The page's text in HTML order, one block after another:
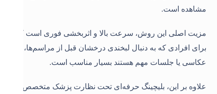
مشاهده است.
مزیت اصلی این روش، سرعت بالا و اثربخشی فوری است که
برای افرادی که به دنبال لبخندی درخشان قبل از مراسم‌ها،
عکاسی یا جلسات مهم هستند بسیار مناسب است.
علاوه بر این، بلیچینگ حرفه‌ای تحت نظارت پزشک متخصص